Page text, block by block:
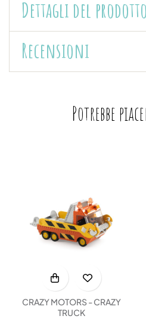
Dettagli del prodotto
Recensioni
Potrebbe
CRAZY MOTORS - CRAZY
TRUCK